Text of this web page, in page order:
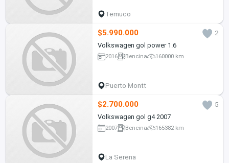
Temuco
$5.990.000
2
Volkswagen gol power 1.6
2016 Bencina 160000 km
Puerto Montt
$2.700.000
5
Volkswagen gol g4 2007
2007 Bencina 165382 km
La Serena